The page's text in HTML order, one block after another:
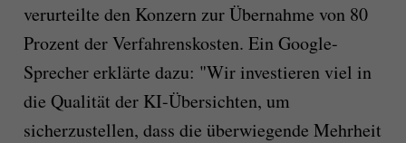
verurteilte den Konzern zur Übernahme von 80
Prozent der Verfahrenskosten. Ein Google-
Sprecher erklärte dazu: "Wir investieren viel in
die Qualität der KI-Übersichten, um
sicherzustellen, dass die überwiegende Mehrheit